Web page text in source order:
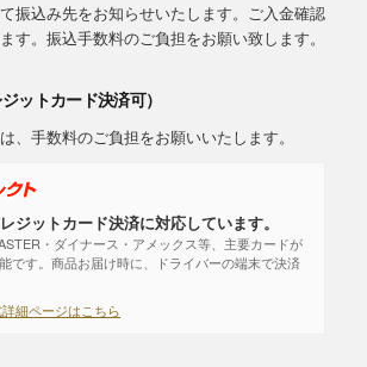
振込み先をお知らせいたします。ご入金確認
す。振込手数料のご負担をお願い致します。
ットカード決済可）
、手数料のご負担をお願いいたします。
ジットカード決済に対応しています。
・ダイナース・アメックス等、主要カードが
です。商品お届け時に、ドライバーの端末で決済
細ページはこちら